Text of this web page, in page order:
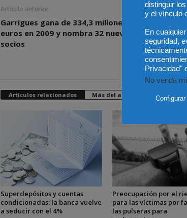
Artículo anterior
Garrigues gana de 334,3 millones de
euros en 2009 y nombra 32 nuevos
socios
Artículos relacionados Más del autor
Superdepósitos y cuentas
condicionadas: la banca vuelve
a seducir con el 4%
Preocupación por el
para las víctimas por
las pulseras para
distinguir
y el vínculo
En
seguridad,
Privacidad"
No venda
Configurar